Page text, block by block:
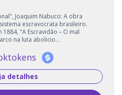
Joaquim Nabuco: A obra
escravocrata brasileiro.
"A Escravidão – O mal
na luta abolicio...
detalhes